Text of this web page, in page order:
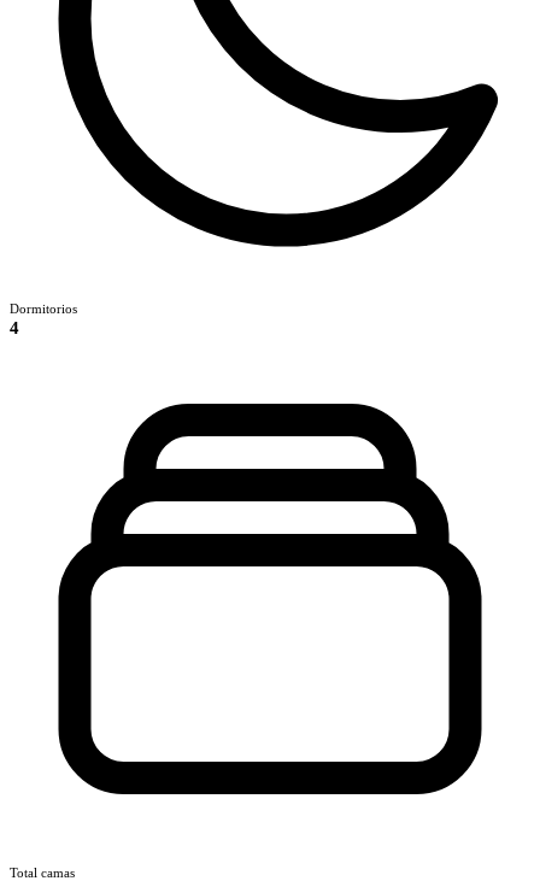
Dormitorios
4
Total camas